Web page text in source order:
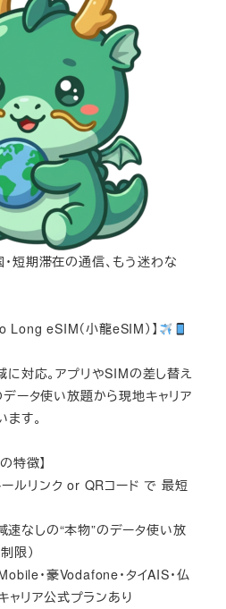
短期滞在の通信、もう迷わな
Long eSIM（小龍eSIM）】
対応。アプリやSIMの差し替え
データ使い放題から現地キャリア
す。
特徴】
ールリンク or QRコード で 最短
速なしの“本物”のデータ使い放
限）
・豪Vodafone・タイAIS・仏
リア公式プランあり